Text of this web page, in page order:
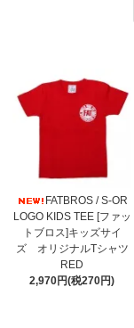
FATBROS / S-OR
LOGO KIDS TEE [ファッ
トブロス]キッズサイ
ズ オリジナルTシャツ
RED
2,970円(税270円)